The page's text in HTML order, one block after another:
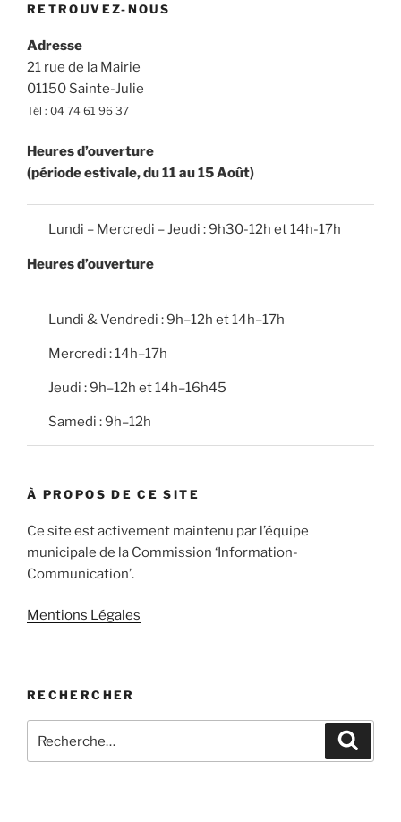
RETROUVEZ-NOUS
Adresse
21 rue de la Mairie
01150 Sainte-Julie
Tél : 04 74 61 96 37
Heures d’ouverture
(période estivale, du 11 au 15 Août)
Lundi – Mercredi – Jeudi : 9h30-12h et 14h-17h
Heures d’ouverture
Lundi & Vendredi : 9h–12h et 14h–17h
Mercredi : 14h–17h
Jeudi : 9h–12h et 14h–16h45
Samedi : 9h–12h
À PROPOS DE CE SITE
Ce site est activement maintenu par l’équipe
municipale de la Commission ‘Information-
Communication’.
Mentions Légales
RECHERCHER
pour